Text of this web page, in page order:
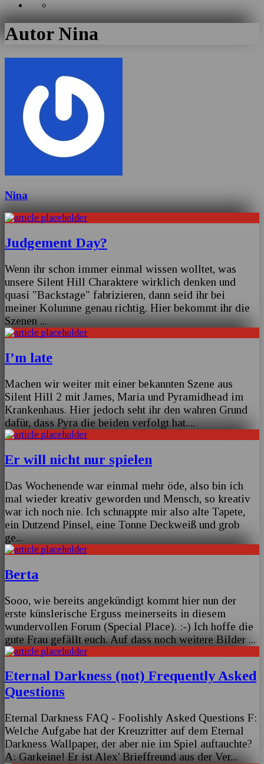
Autor Nina
Nina
Judgement Day?
Wenn ihr schon immer einmal wissen wolltet, was
unsere Silent Hill Charaktere wirklich denken und
quasi "Backstage" fabrizieren, dann seid ihr bei
meiner Kolumne genau richtig. Hier bekommt ihr die
Szenen...
I’m late
Machen wir weiter mit einer bekannten Szene aus
Silent Hill 2 mit James, Maria und Pyramidhead im
Krankenhaus. Hier jedoch seht ihr den wahren Grund
dafür, dass Pyra die beiden verfolgt hat....
Er will nicht nur spielen
Das Wochenende war einmal mehr öde, also bin ich
mal wieder kreativ geworden und Mensch, so kreativ
war ich noch nie. Ich schnappte mir also alte Tapete,
ein Dutzend Pinsel, eine Tonne Deckweiß und grob
ge...
Berta
Sooo, wie bereits angekündigt kommt hier nun der
erste künslerische Erguss meinerseits in diesem
wundervollen Forum (Special Place). :-) Ich hoffe die
gute Frau gefällt euch. Auf dass noch weitere Bilder ...
Eternal Darkness (not) Frequently Asked
Questions
Eternal Darkness FAQ - Foolishly Asked Questions F:
Welche Aufgabe hat der Kreuzritter auf dem Eternal
Darkness Wallpaper, der aber nie im Spiel auftauchte?
A: Garkeine! Er ist Alex' Brieffreund aus der Ver...